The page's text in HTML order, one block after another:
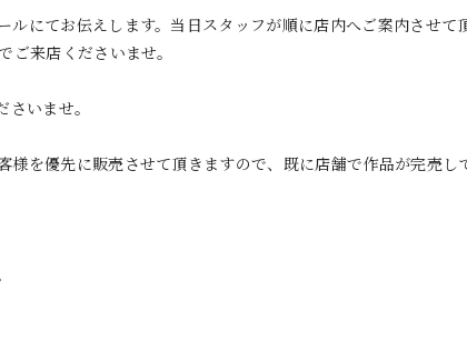
にてお伝えします。当日スタッフが順に店内へご案内させて
ご来店くださいませ。
いませ。
を優先に販売させて頂きますので、既に店舗で作品が完売し